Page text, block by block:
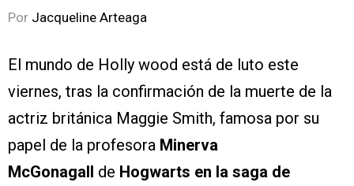
Por Jacqueline Arteaga
El mundo de Holly wood está de luto este
viernes, tras la confirmación de la muerte de la
actriz británica Maggie Smith, famosa por su
papel de la profesora Minerva
McGonagall de Hogwarts en la saga de